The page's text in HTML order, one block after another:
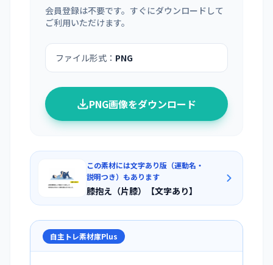
会員登録は不要です。すぐにダウンロードして
ご利用いただけます。
ファイル形式： PNG
PNG画像をダウンロード
この素材には文字あり版（運動名・
説明つき）もあります
膝抱え（片膝）【文字あり】
自主トレ素材庫Plus